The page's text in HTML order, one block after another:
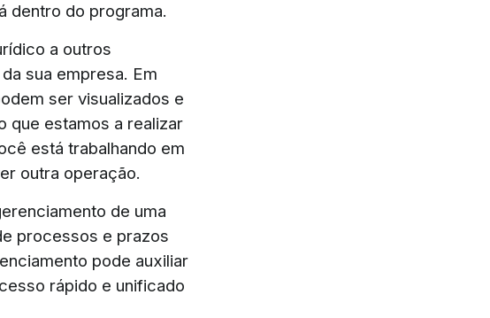
dentro do programa.
a outros
sua empresa. Em
ser visualizados e
que estamos a realizar
está trabalhando em
outra operação.
de uma
processos e prazos
pode auxiliar
rápido e unificado